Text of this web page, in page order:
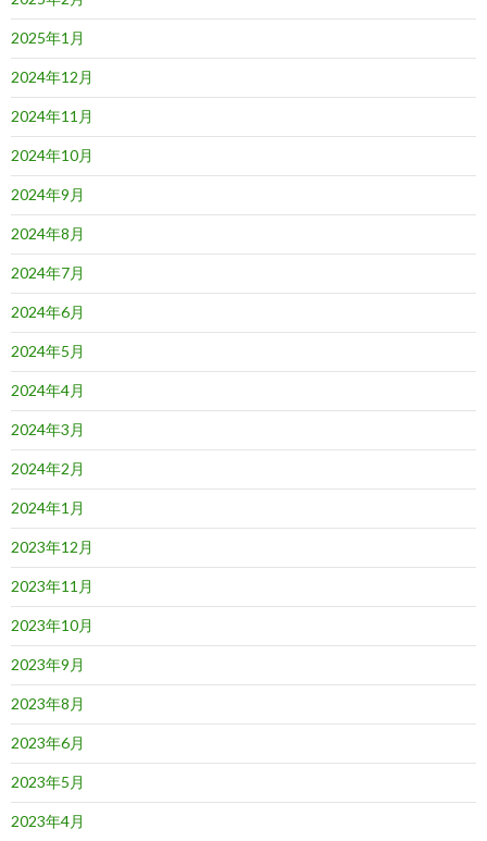
2025年1月
2024年12月
2024年11月
2024年10月
2024年9月
2024年8月
2024年7月
2024年6月
2024年5月
2024年4月
2024年3月
2024年2月
2024年1月
2023年12月
2023年11月
2023年10月
2023年9月
2023年8月
2023年6月
2023年5月
2023年4月